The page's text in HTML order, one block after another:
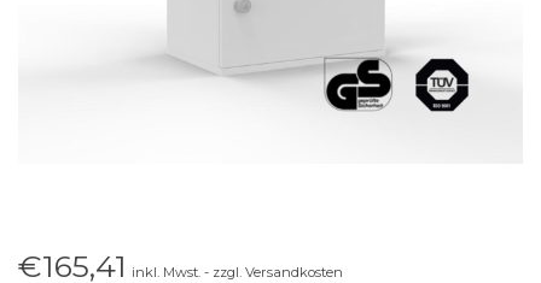
€165,41 inkl. Mwst. - zzgl. Versandkosten